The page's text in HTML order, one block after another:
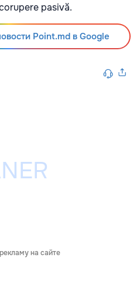
pasivă.
Point.md в Google
на сайте